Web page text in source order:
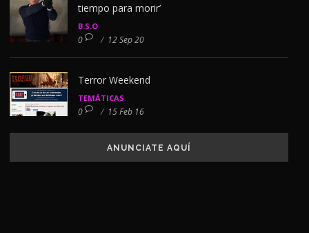
tiempo para morir’
B.S.O
0 / 12 Sep 20
Terror Weekend
TEMÁTICAS
0 / 15 Feb 16
ANUNCIATE AQUÍ